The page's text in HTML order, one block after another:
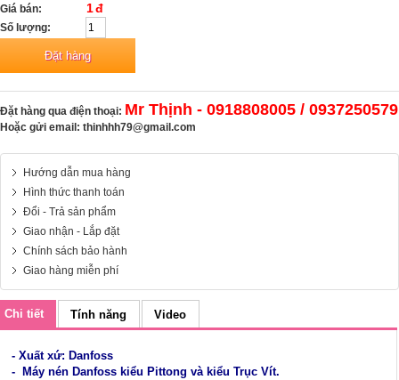
Giá bán:
1 đ
Số lượng:
Đặt hàng qua điện thoại: Mr Thịnh - 0918808005 / 0937250579
Hoặc gửi email: thinhhh79@gmail.com
Hướng dẫn mua hàng
Hình thức thanh toán
Đổi - Trả sản phẩm
Giao nhận - Lắp đặt
Chính sách bảo hành
Giao hàng miễn phí
Chi tiết Tính năng Video
- Xuất xứ: Danfoss
- Máy nén Danfoss kiểu Pittong và kiểu Trục Vít.